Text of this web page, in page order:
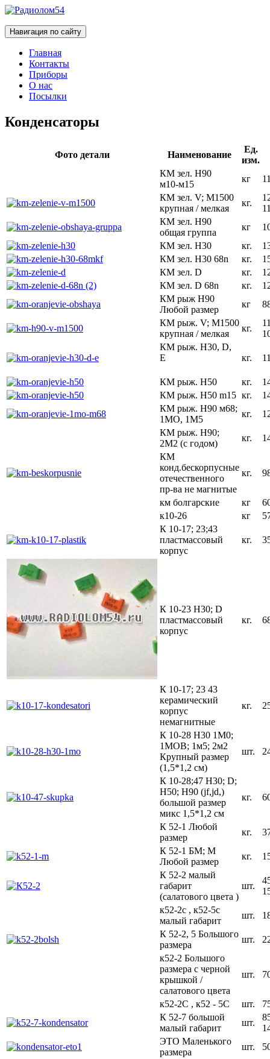
Радиолом54
Радиолом 54 ,Скупка радиодеталей в Новосибирске
Навигация по сайту
Главная
Контакты
Приборы
О нас
Посылки
Конденсаторы
Фото детали Наименование
Ед.
изм.
КМ зел. Н90
м10-м15
кг
КМ зел. V; М1500
крупная / мелкая
кг.
КМ зел. Н90
общая группа
кг
КМ зел. Н30
кг.
КМ зел. Н30 68n
кг.
КМ зел. D
кг.
КМ зел. D 68n
кг.
КМ рыж Н90
Любой размер
кг
КМ рыж. V; M1500
крупная / мелкая
кг.
КМ рыж. H30, D,
E
кг.
КМ рыж. Н50 кг.
КМ рыж. Н50 m15 кг.
КМ рыж. Н90 м68;
1МО, 1М5
кг.
КМ рыж. Н90;
2М2 (с годом)
кг.
КМ
конд.бескорпусные
отечественного
пр-ва не магнитые
кг.
км болгарские кг
к10-26
кг
К 10-17; 23;43
пластмассовый
корпус
кг.
К 10-23 Н30; D
пластмассовый
корпус
кг.
К 10-17; 23 43
керамический
корпус
немагнитные
кг.
К 10-28 Н30 1М0;
1МОВ; 1м5; 2м2
Крупный размер
(1,5*1,2 см)
шт.
К 10-28;47 Н30; D;
Н50; Н90 (jf,jd,)
большой размер
микс 1,5*1,2 см
кг.
К 52-1 Любой
размер
кг.
К 52-1 БМ; М
Любой размер
кг.
К 52-2 малый
габарит
(салатового цвета )
шт.
к52-2с , к52-5с
малый габарит
шт.
К 52-2, 5 Большого
размера
шт.
к52-2 Большого
размера с черной
крышкой /
салатового цвета
шт.
к52-2С , к52 - 5С шт.
К 52-7 большой
малый габарит
шт.
ЭТО Маленького
размера
шт.